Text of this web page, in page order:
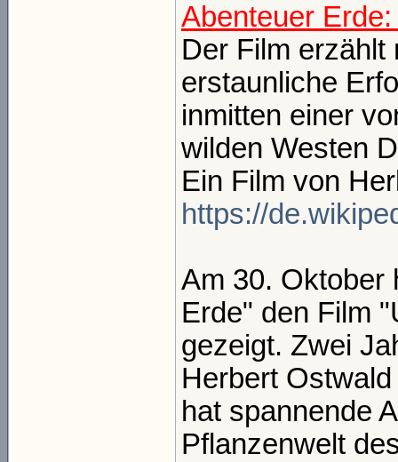
Abenteuer
Der Film
erstaunliche
inmitten einer
wilden Westen
Ein Film von
https://
Am 30. Oktober
Erde" den Film
gezeigt. Zwei
Herbert
hat spannende
Pflanzenwelt